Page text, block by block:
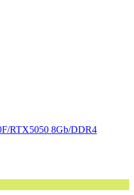
RTX5050 8Gb/DDR4